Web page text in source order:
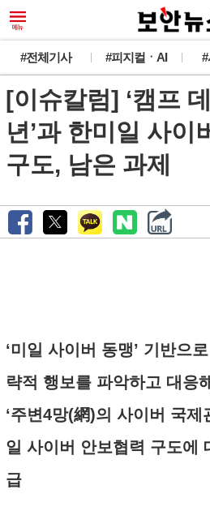
#전체기사 #피지컬ㆍAI
[이슈칼럼] ‘캠프
년’과 한미일 사이
구도, 남은 과제
‘미일 사이버 동맹’ 기반으
략적 행보를 파악하고 대응
‘주변4망(網)의 사이버 국제
일 사이버 안보협력 구도에
급